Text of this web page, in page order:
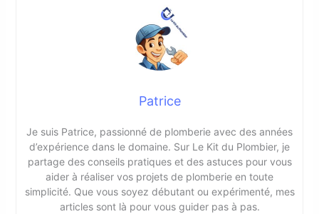
Patrice
Je suis Patrice, passionné de plomberie avec des années
d’expérience dans le domaine. Sur Le Kit du Plombier, je
partage des conseils pratiques et des astuces pour vous
aider à réaliser vos projets de plomberie en toute
simplicité. Que vous soyez débutant ou expérimenté, mes
articles sont là pour vous guider pas à pas.